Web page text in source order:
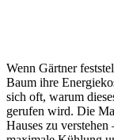
Wenn Gärtner
Baum ihre
sich oft, warum
gerufen wird. Die
Hauses zu